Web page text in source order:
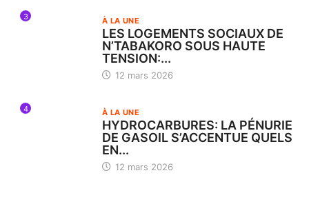
3 À LA UNE
LES LOGEMENTS SOCIAUX DE
N’TABAKORO SOUS HAUTE
TENSION:...
12 mars 2026
4 À LA UNE
HYDROCARBURES: LA PÉNURIE
DE GASOIL S’ACCENTUE QUELS
EN...
12 mars 2026